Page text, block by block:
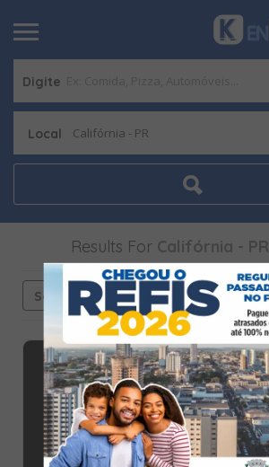
Digite
Local Califórnia - PR
Results For Califórnia - PR
See Filters